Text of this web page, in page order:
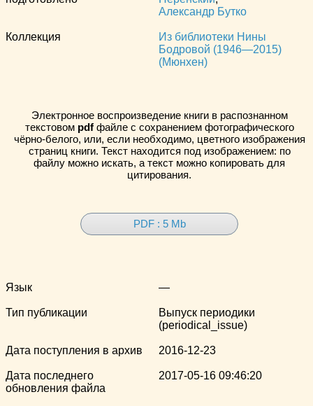
Александр Бутко
Коллекция
Из библиотеки Нины
Бодровой (1946—2015)
(Мюнхен)
Электронное воспроизведение книги в распознанном
текстовом pdfфайле с сохранением фотографического
чёрно-белого, или, если необходимо, цветного изображения
страниц книги. Текст находится под изображением: по
файлу можно искать, а текст можно копировать для
цитирования.
PDF : 5 Mb
Язык —
Тип публикации
Выпуск периодики
(periodical_issue)
Дата поступления в архив 2016-12-23
Дата последнего
обновления файла
2017-05-16 09:46:20